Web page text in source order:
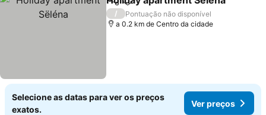
PartilharAdicionar aos favoritos
/
Pontuação não disponível
a 0.2 km de Centro da cidade
Selecione as datas para ver os preços
exatos.
Ver preços